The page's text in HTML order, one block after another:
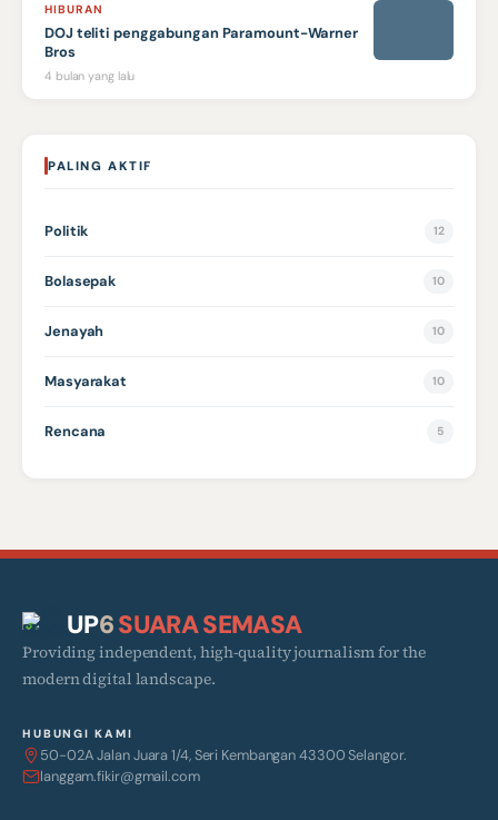
HIBURAN
DOJ teliti penggabungan Paramount-Warner
Bros
4 bulan yang lalu
PALING AKTIF
Politik 12
Bolasepak 10
Jenayah 10
Masyarakat 10
Rencana 5
UP6SUARA SEMASA
Providing independent, high-quality journalism for the
modern digital landscape.
HUBUNGI KAMI
50-02A Jalan Juara 1/4, Seri Kembangan 43300 Selangor.
langgam.fikir@gmail.com